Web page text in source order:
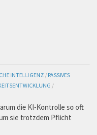
INTELLIGENZ / PASSIVES
/
die KI-Kontrolle so oft
sie trotzdem Pflicht